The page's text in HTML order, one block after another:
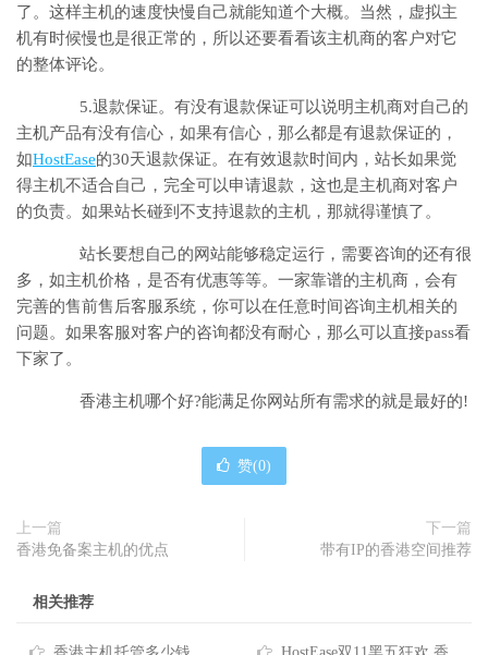
了。这样主机的速度快慢自己就能知道个大概。当然，虚拟主
机有时候慢也是很正常的，所以还要看看该主机商的客户对它
的整体评论。
5.退款保证。有没有退款保证可以说明主机商对自己的
主机产品有没有信心，如果有信心，那么都是有退款保证的，
如HostEase的30天退款保证。在有效退款时间内，站长如果觉
得主机不适合自己，完全可以申请退款，这也是主机商对客户
的负责。如果站长碰到不支持退款的主机，那就得谨慎了。
站长要想自己的网站能够稳定运行，需要咨询的还有很
多，如主机价格，是否有优惠等等。一家靠谱的主机商，会有
完善的售前售后客服系统，你可以在任意时间咨询主机相关的
问题。如果客服对客户的咨询都没有耐心，那么可以直接pass看
下家了。
香港主机哪个好?能满足你网站所有需求的就是最好的!
赞(0)
上一篇
香港免备案主机的优点
下一篇
带有IP的香港空间推荐
相关推荐